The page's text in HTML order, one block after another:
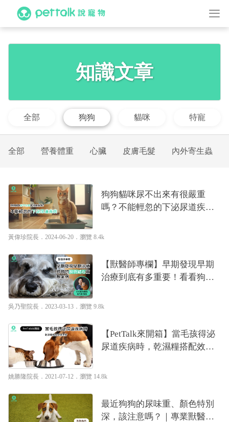
知識文章
全部 狗狗 貓咪 特寵
全部 營養體重 心臟 皮膚毛髮 內外寄生蟲
狗狗貓咪尿不出來有很嚴重
嗎？不能輕忽的下泌尿道疾病
黃偉珍院長 ．2024-06-20． 瀏覽 8.4k
【獸醫師專欄】早期發現早期
治療到底有多重要！看看狗狗
醫—吳乃聖
吳乃聖院長 ．2023-03-13． 瀏覽 9.8k
【PetTalk來開箱】當毛孩得泌
尿道疾病時，乾濕糧搭配效果
姚勝隆院長 ．2021-07-12． 瀏覽 14.8k
最近狗狗的尿味重、顏色特別
深，該注意嗎？｜專業獸醫—